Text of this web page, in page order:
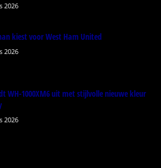
2026
kiest voor West Ham United
2026
WH-1000XM6 uit met stijlvolle nieuwe kleur
2026